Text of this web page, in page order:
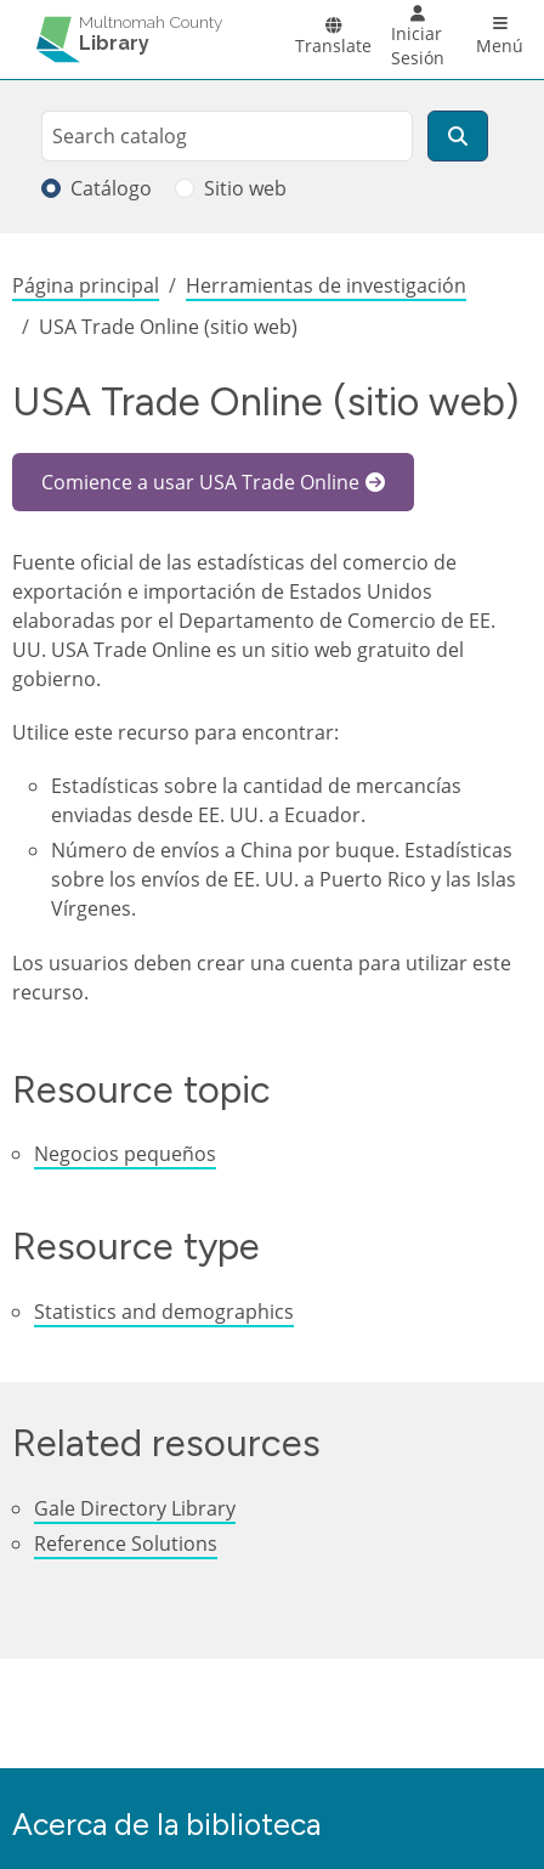
Pasar al contenido principal
Multnomah County
Library Translate
Iniciar
Sesión
Menú
Search
Buscar
Catálogo Sitio web
Sobrescribir enlaces de ayuda a la
Página principal
Herramientas de investigación
USA Trade Online (sitio web)
USA Trade Online (sitio web)
Comience a usar USA Trade Online
Fuente oficial de las estadísticas del comercio de
exportación e importación de Estados Unidos
elaboradas por el Departamento de Comercio de EE.
UU. USA Trade Online es un sitio web gratuito del
gobierno.
Utilice este recurso para encontrar:
Estadísticas sobre la cantidad de mercancías
enviadas desde EE. UU. a Ecuador.
Número de envíos a China por buque. Estadísticas
sobre los envíos de EE. UU. a Puerto Rico y las Islas
Vírgenes.
Los usuarios deben crear una cuenta para utilizar este
recurso.
Resource topic
Negocios pequeños
Resource type
Statistics and demographics
Related resources
Gale Directory Library
Reference Solutions
Acerca de la biblioteca